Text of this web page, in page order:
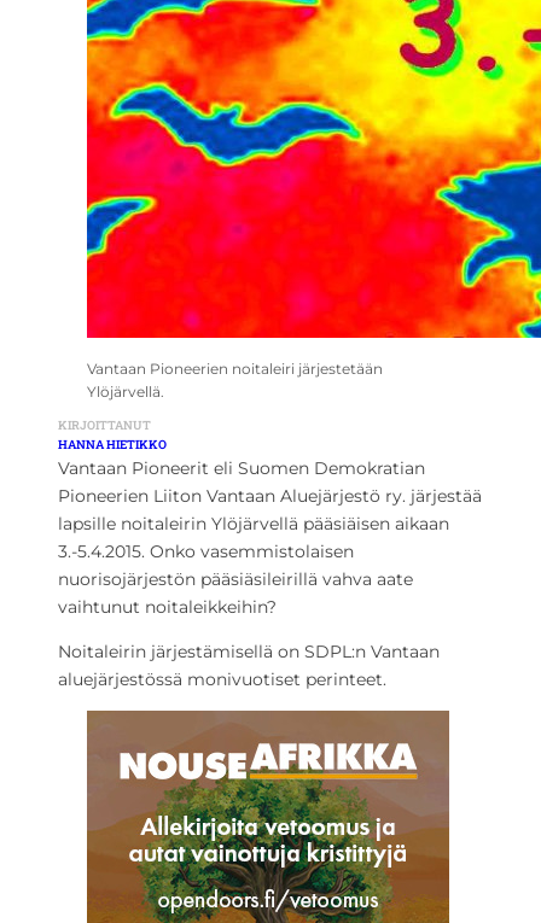
Vantaan Pioneerien noitaleiri järjestetään
Ylöjärvellä.
KIRJOITTANUT
HANNA HIETIKKO
Vantaan Pioneerit eli Suomen Demokratian
Pioneerien Liiton Vantaan Aluejärjestö ry. järjestää
lapsille noitaleirin Ylöjärvellä pääsiäisen aikaan
3.-5.4.2015. Onko vasemmistolaisen
nuorisojärjestön pääsiäsileirillä vahva aate
vaihtunut noitaleikkeihin?
Noitaleirin järjestämisellä on SDPL:n Vantaan
aluejärjestössä monivuotiset perinteet.